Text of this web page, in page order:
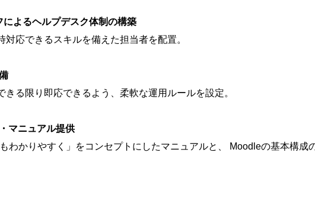
よるヘルプデスク体制の構築
応できるスキルを備えた担当者を配置。
る限り即応できるよう、柔軟な運用ルールを設定。
マニュアル提供
わかりやすく」をコンセプトにしたマニュアルと、 Moodleの基本構成